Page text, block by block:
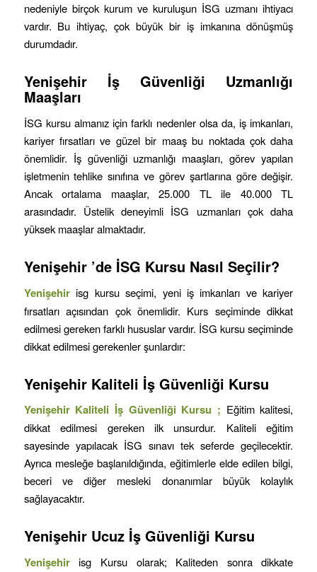
nedeniyle birçok kurum ve kuruluşun İSG uzmanı ihtiyacı
vardır. Bu ihtiyaç, çok büyük bir iş imkanına dönüşmüş
durumdadır.
Yenişehir İş Güvenliği Uzmanlığı
Maaşları
İSG kursu almanız için farklı nedenler olsa da, iş imkanları,
kariyer fırsatları ve güzel bir maaş bu noktada çok daha
önemlidir. İş güvenliği uzmanlığı maaşları, görev yapılan
işletmenin tehlike sınıfına ve görev şartlarına göre değişir.
Ancak ortalama maaşlar, 25.000 TL ile 40.000 TL
arasındadır. Üstelik deneyimli İSG uzmanları çok daha
yüksek maaşlar almaktadır.
Yenişehir ’de İSG Kursu Nasıl Seçilir?
Yenişehirisg kursu seçimi, yeni iş imkanları ve kariyer
fırsatları açısından çok önemlidir. Kurs seçiminde dikkat
edilmesi gereken farklı hususlar vardır. İSG kursu seçiminde
dikkat edilmesi gerekenler şunlardır:
Yenişehir Kaliteli İş Güvenliği Kursu
Yenişehir Kaliteli İş Güvenliği Kursu ; Eğitim kalitesi,
dikkat edilmesi gereken ilk unsurdur. Kaliteli eğitim
sayesinde yapılacak İSG sınavı tek seferde geçilecektir.
Ayrıca mesleğe başlanıldığında, eğitimlerle elde edilen bilgi,
beceri ve diğer mesleki donanımlar büyük kolaylık
sağlayacaktır.
Yenişehir Ucuz İş Güvenliği Kursu
Yenişehirisg Kursu olarak; Kaliteden sonra dikkate